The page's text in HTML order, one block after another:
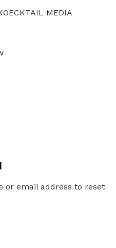
MEDIA
or email address to reset